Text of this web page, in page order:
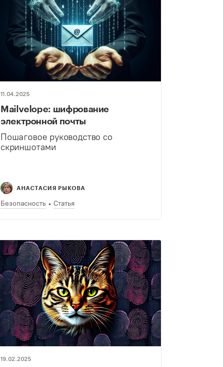
11.04.2025
Mailvelope: шифрование
электронной почты
Пошаговое руководство со
скриншотами
АНАСТАСИЯ РЫКОВА
Безопасность Статья
19.02.2025